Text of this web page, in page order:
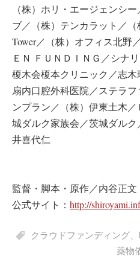
（株）ホリ・エージェンシ
ブ／（株）テンカラット／
Tower／（株）オフィス北野
ＥＮ ＦＵＮＤＩＮＧ／シナ
榎木会榎本クリニック／志
扇内口腔外科医院／ステラ
ンプラン／（株）伊東土木
城ダルク家族会／茨城ダル
井喜代仁
監督・脚本・原作／内谷正文
公式サイト： http://
クラウドファンディング、
薬物